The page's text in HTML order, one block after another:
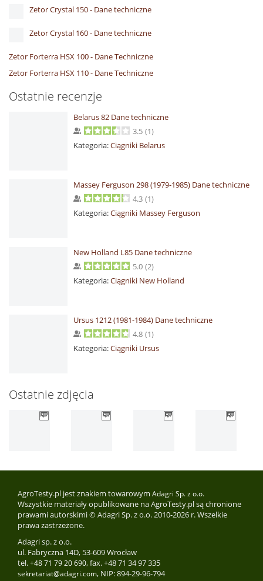
Zetor Crystal 150 - Dane techniczne
Zetor Crystal 160 - Dane techniczne
Zetor Forterra HSX 100 - Dane Techniczne
Zetor Forterra HSX 110 - Dane Techniczne
Ostatnie recenzje
Belarus 82 Dane techniczne
3.5 (1)
Kategoria:Ciągniki Belarus
Massey Ferguson 298 (1979-1985) Dane techniczne
4.3 (1)
Kategoria:Ciągniki Massey Ferguson
New Holland L85 Dane techniczne
5.0 (2)
Kategoria:Ciągniki New Holland
Ursus 1212 (1981-1984) Dane techniczne
4.8 (1)
Kategoria:Ciągniki Ursus
Ostatnie zdjęcia
AgroTesty.pl jest znakiem towarowym Adagri Sp. z o.o.
Wszystkie materiały opublikowane na AgroTesty.pl są chronione
prawami autorskimi © Adagri Sp. z o.o. 2010-2026 r. Wszelkie
prawa zastrzeżone.
Adagri sp. z o.o.
ul. Fabryczna 14D, 53-609 Wrocław
tel.+48 71 79 20 690, fax. +48 71 34 97 335
sekretariat@adagri.com, NIP: 894-29-96-794